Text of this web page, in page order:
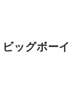
ッグボーイ